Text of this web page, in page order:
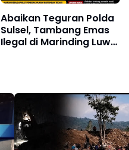
Abaikan Teguran Polda
Sulsel, Tambang Emas
Ilegal di Marinding Luwu